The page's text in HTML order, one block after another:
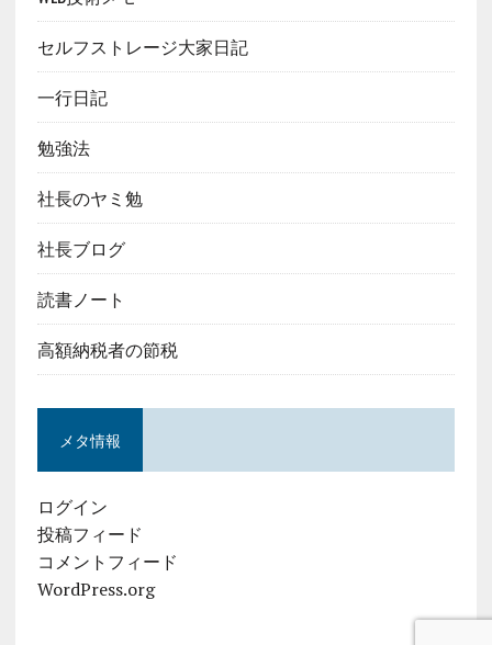
セルフストレージ大家日記
一行日記
勉強法
社長のヤミ勉
社長ブログ
読書ノート
高額納税者の節税
メタ情報
ログイン
投稿フィード
コメントフィード
WordPress.org